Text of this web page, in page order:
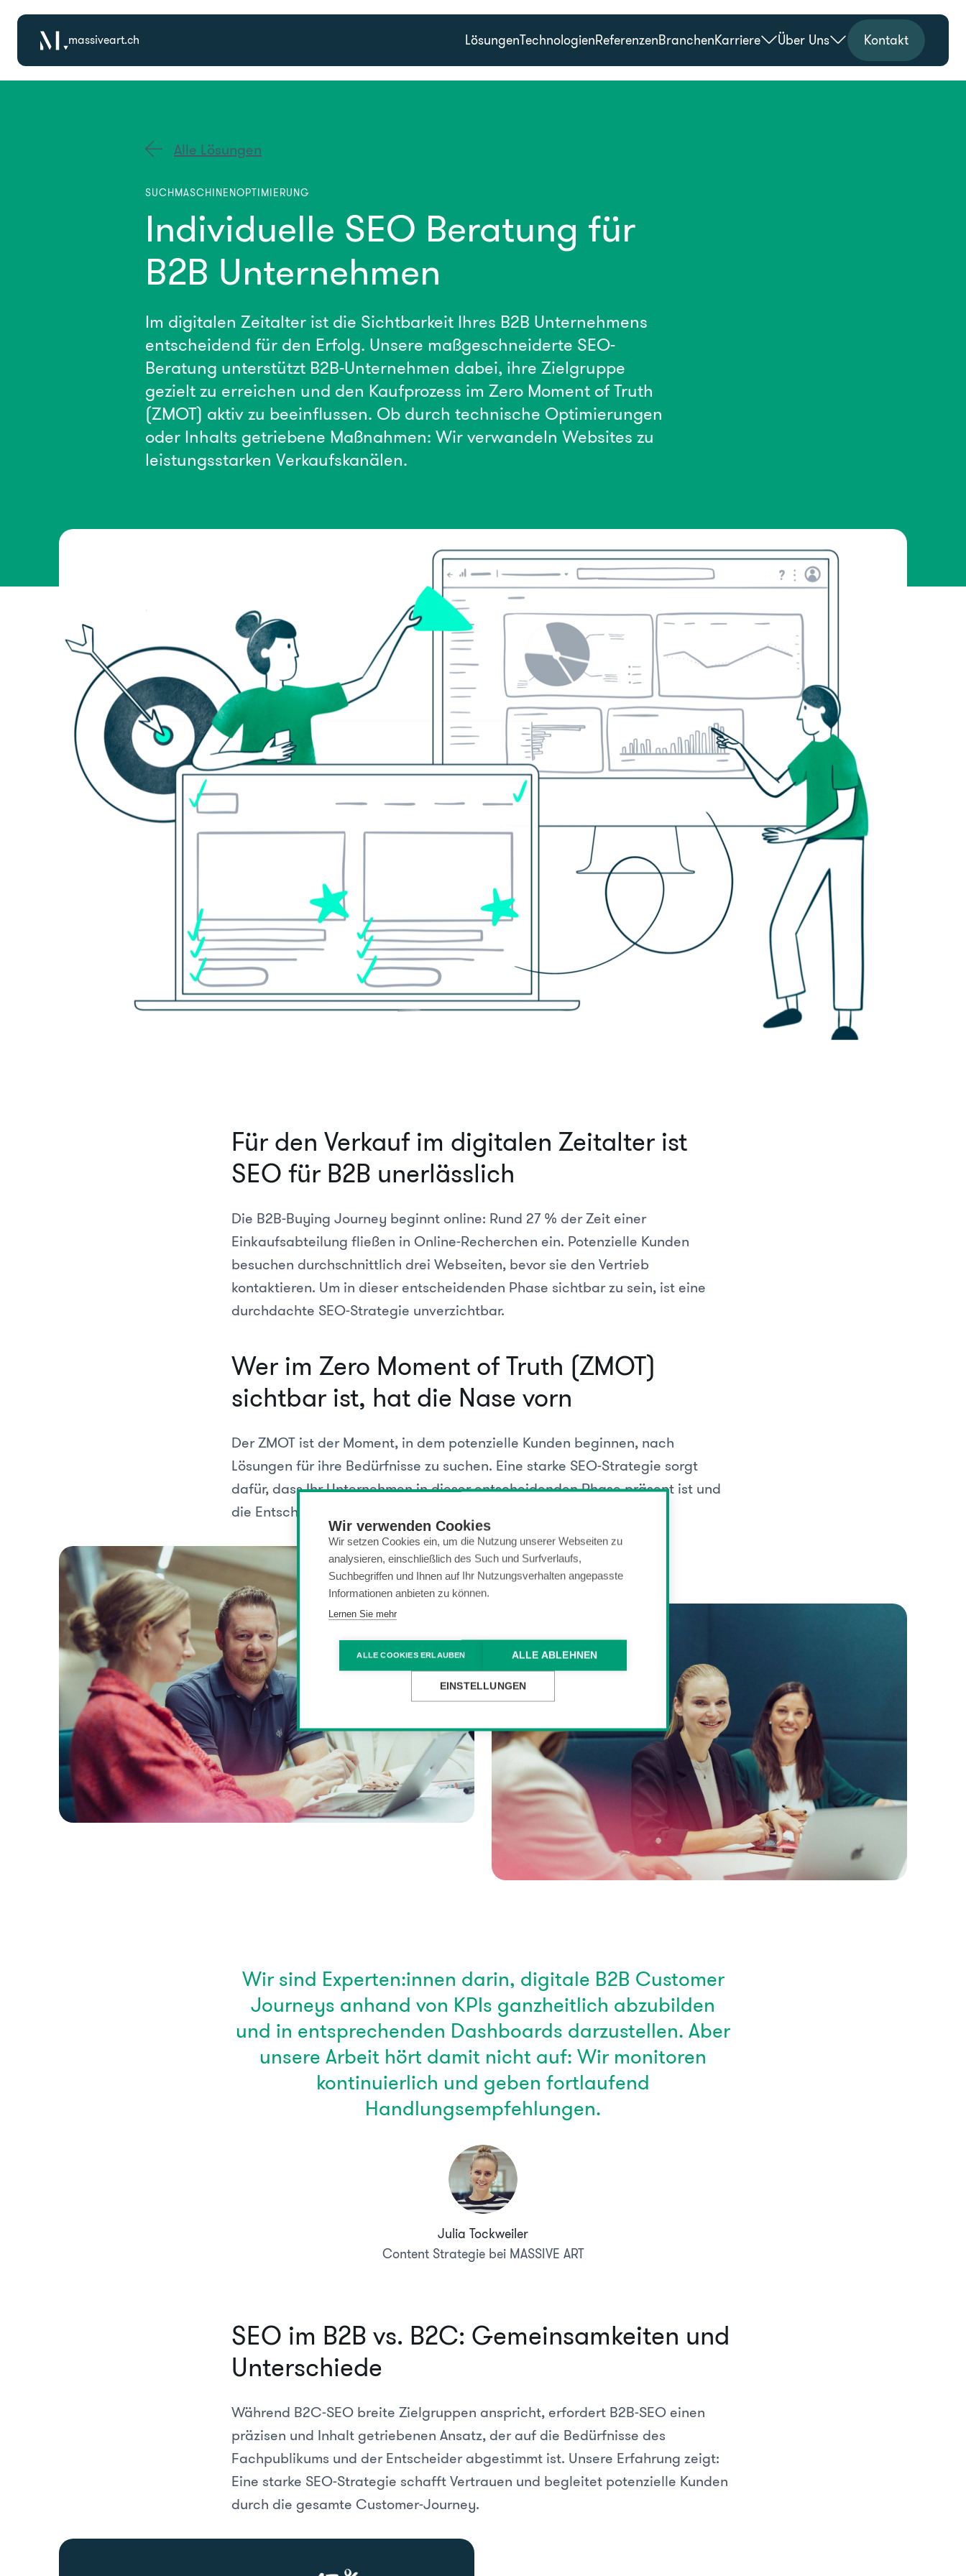
Wir verwenden Cookies
Wir setzen Cookies ein, um die Nutzung unserer Webseiten zu
analysieren, einschließlich des Such und Surfverlaufs,
Suchbegriffen und Ihnen auf Ihr Nutzungsverhalten angepasste
Informationen anbieten zu können.
Lernen Sie mehr
ALLE COOKIES ERLAUBEN ALLE ABLEHNEN
EINSTELLUNGEN
massiveart.ch LösungenTechnologienReferenzenBranchenKarriere Über Uns Kontakt
Alle Lösungen
SUCHMASCHINENOPTIMIERUNG
Individuelle SEO Beratung für
B2B Unternehmen
Im digitalen Zeitalter ist die Sichtbarkeit Ihres B2B Unternehmens
entscheidend für den Erfolg. Unsere maßgeschneiderte SEO-
Beratung unterstützt B2B-Unternehmen dabei, ihre Zielgruppe
gezielt zu erreichen und den Kaufprozess im Zero Moment of Truth
(ZMOT) aktiv zu beeinflussen. Ob durch technische Optimierungen
oder Inhalts getriebene Maßnahmen: Wir verwandeln Websites zu
leistungsstarken Verkaufskanälen.
Für den Verkauf im digitalen Zeitalter ist
SEO für B2B unerlässlich
Die B2B-Buying Journey beginnt online: Rund 27 % der Zeit einer
Einkaufsabteilung fließen in Online-Recherchen ein. Potenzielle Kunden
besuchen durchschnittlich drei Webseiten, bevor sie den Vertrieb
kontaktieren. Um in dieser entscheidenden Phase sichtbar zu sein, ist eine
durchdachte SEO-Strategie unverzichtbar.
Wer im Zero Moment of Truth (ZMOT)
sichtbar ist, hat die Nase vorn
Der ZMOT ist der Moment, in dem potenzielle Kunden beginnen, nach
Lösungen für ihre Bedürfnisse zu suchen. Eine starke SEO-Strategie sorgt
dafür, dass Ihr Unternehmen in dieser entscheidenden Phase präsent ist und
die Entscheidungsfindung aktiv beeinflussen kann.
Wir sind Experten:innen darin, digitale B2B Customer
Journeys anhand von KPIs ganzheitlich abzubilden
und in entsprechenden Dashboards darzustellen. Aber
unsere Arbeit hört damit nicht auf: Wir monitoren
kontinuierlich und geben fortlaufend
Handlungsempfehlungen.
Julia Tockweiler
Content Strategie bei MASSIVE ART
SEO im B2B vs. B2C: Gemeinsamkeiten und
Unterschiede
Während B2C-SEO breite Zielgruppen anspricht, erfordert B2B-SEO einen
präzisen und Inhalt getriebenen Ansatz, der auf die Bedürfnisse des
Fachpublikums und der Entscheider abgestimmt ist. Unsere Erfahrung zeigt:
Eine starke SEO-Strategie schafft Vertrauen und begleitet potenzielle Kunden
durch die gesamte Customer-Journey.